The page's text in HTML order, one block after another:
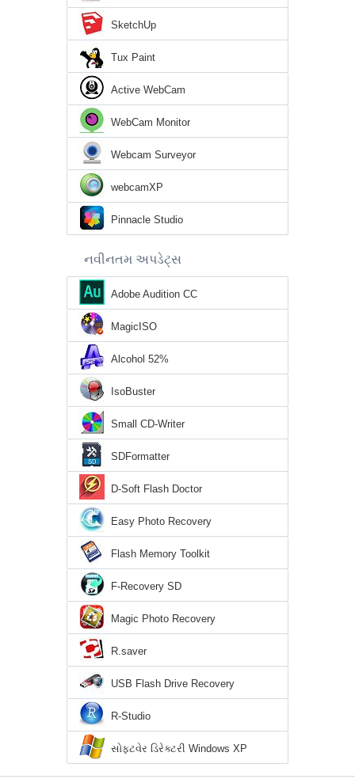
SketchUp
Tux Paint
Active WebCam
WebCam Monitor
Webcam Surveyor
webcamXP
Pinnacle Studio
નવીનતમ અપડેટ્સ
Adobe Audition CC
MagicISO
Alcohol 52%
IsoBuster
Small CD-Writer
SDFormatter
D-Soft Flash Doctor
Easy Photo Recovery
Flash Memory Toolkit
F-Recovery SD
Magic Photo Recovery
R.saver
USB Flash Drive Recovery
R-Studio
સોફ્ટવેર ડિરેક્ટરી Windows XP